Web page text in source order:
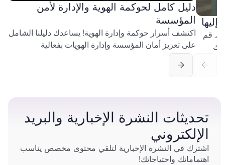
قم
دليل كامل لحوكمة الهوية والإدارة لأمن
المؤسسة
اكتشف أسرار حوكمة وإدارة الهوية! يساعدك دليلنا الشامل
على تعزيز أمان المؤسسة وإدارة الهويات بفعالية
تحديثات النشرة الإخبارية والبريد
الإلكتروني
اشترك في النشرة الإخبارية لتلقي محتوى مخصص يناسب
اهتماماتك واحتياجاتك!